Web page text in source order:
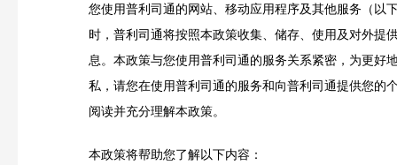
您使用普利司通的网站、移动应用程序及其他服务（以
时，普利司通将按照本政策收集、储存、使用及对外提
息。本政策与您使用普利司通的服务关系紧密，为更好
私，请您在使用普利司通的服务和向普利司通提供您的
阅读并充分理解本政策。
本政策将帮助您了解以下内容：